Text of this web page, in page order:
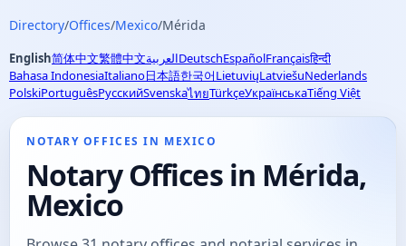
Directory/Offices/Mexico/Mérida
English简体中文繁體中文العربيةDeutschEspañolFrançaisहिन्दी
Bahasa IndonesiaItaliano日本語한국어LietuviųLatviešuNederlands
PolskiPortuguêsРусскийSvenskaไทยTürkçeУкраїнськаTiếng Việt
NOTARY OFFICES IN MEXICO
Notary Offices in Mérida,
Mexico